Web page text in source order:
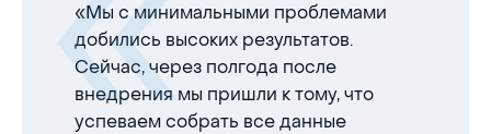
«Мы с минимальными проблемами
добились высоких результатов.
Сейчас, через полгода после
внедрения мы пришли к тому, что
успеваем собрать все данные